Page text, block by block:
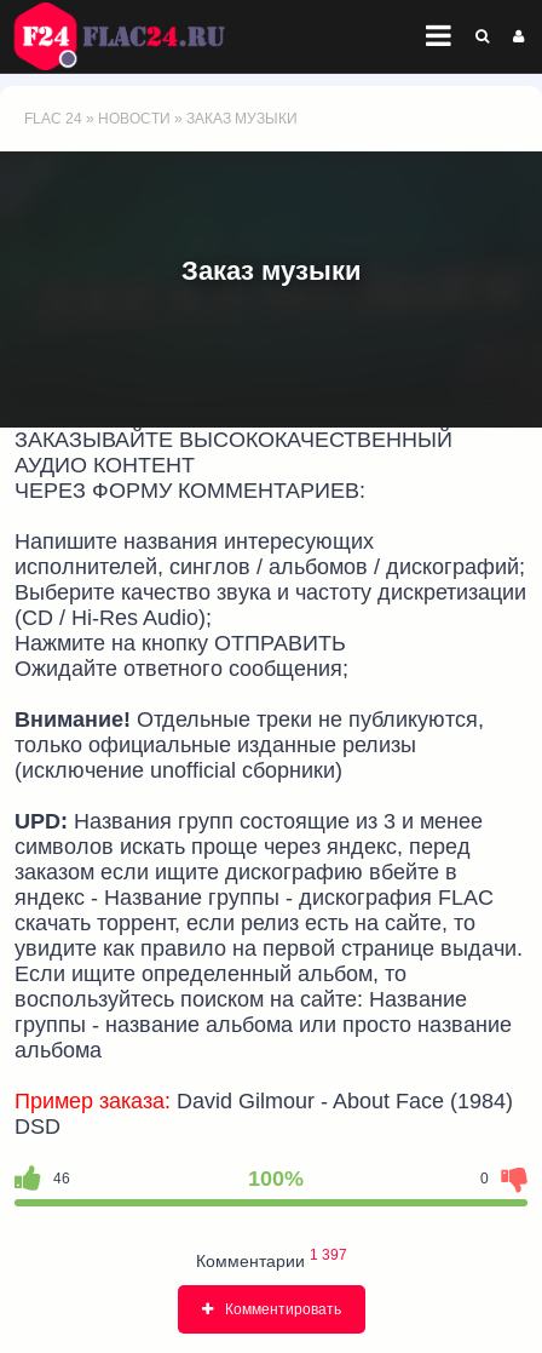
FLAC 24 » НОВОСТИ » ЗАКАЗ МУЗЫКИ
Заказ музыки
ЗАКАЗЫВАЙТЕ ВЫСОКОКАЧЕСТВЕННЫЙ
АУДИО КОНТЕНТ
ЧЕРЕЗ ФОРМУ КОММЕНТАРИЕВ:
Напишите названия интересующих
исполнителей, синглов / альбомов / дискографий;
Выберите качество звука и частоту дискретизации
(CD / Hi-Res Audio);
Нажмите на кнопку ОТПРАВИТЬ
Ожидайте ответного сообщения;
Внимание! Отдельные треки не публикуются,
только официальные изданные релизы
(исключение unofficial сборники)
UPD: Названия групп состоящие из 3 и менее
символов искать проще через яндекс, перед
заказом если ищите дискографию вбейте в
яндекс - Название группы - дискография FLAC
скачать торрент, если релиз есть на сайте, то
увидите как правило на первой странице выдачи.
Если ищите определенный альбом, то
воспользуйтесь поиском на сайте: Название
группы - название альбома или просто название
альбома
Пример заказа: David Gilmour - About Face (1984)
DSD
46 100% 0
Комментарии 1 397
Комментировать